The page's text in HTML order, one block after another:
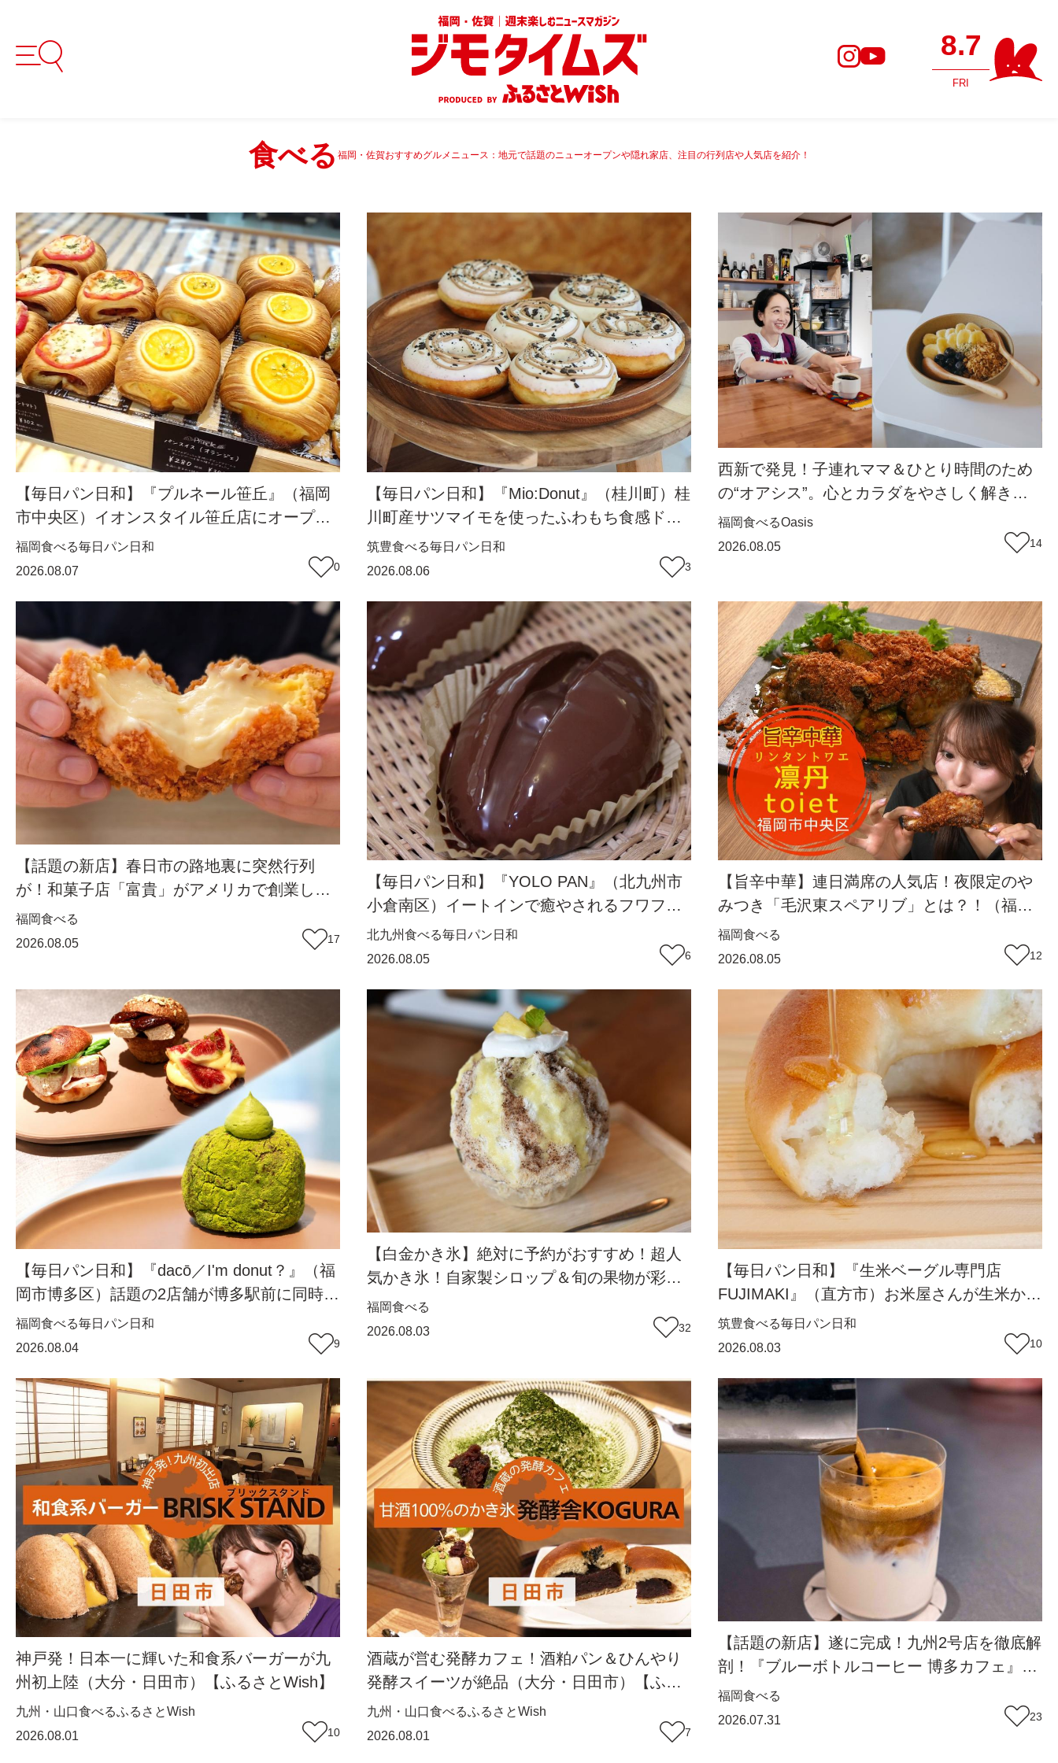
8.7
FRI
食べる 福岡・佐賀おすすめグルメニュース：地元で話題のニューオープンや隠れ家店、注目の行列店や人気店を紹介！
【毎日パン日和】『プルネール笹丘』（福岡
市中央区）イオンスタイル笹丘店にオープ
ン！従業員みんなで作り上げる地域密着パン
【福岡パン】
福岡食べる毎日パン日和
2026.08.07
0
【毎日パン日和】『Mio:Donut』（桂川町）桂
川町産サツマイモを使ったふわもち食感ドー
ナツ【福岡パン】
筑豊食べる毎日パン日和
2026.08.06
3
西新で発見！子連れママ＆ひとり時間のため
の“オアシス”。心とカラダをやさしく解きほ
ぐしてくれるとっておきのカフェ『墨西哥』
（福岡市早良区）【Oasis~心の休息地をめぐ
福岡食べるOasis
2026.08.05
14
【話題の新店】春日市の路地裏に突然行列
が！和菓子店「富貴」がアメリカで創業した
シュークリーム店『Sakuraya』 日本1号店
をオープン！（福岡・春日市）
福岡食べる
2026.08.05
17
【毎日パン日和】『YOLO PAN』（北九州市
小倉南区）イートインで癒やされるフワフワ
のほっこりパン屋【福岡パン】
北九州食べる毎日パン日和
2026.08.05
6
【旨辛中華】連日満席の人気店！夜限定のや
みつき「毛沢東スペアリブ」とは？！（福岡
市中央区）【トレンド】
福岡食べる
2026.08.05
12
【毎日パン日和】『dacō／I'm donut？』（福
岡市博多区）話題の2店舗が博多駅前に同時オ
ープン！店舗限定の新商品も【福岡パン】
福岡食べる毎日パン日和
2026.08.04
9
【白金かき氷】絶対に予約がおすすめ！超人
気かき氷！自家製シロップ＆旬の果物が彩る
極上の一杯『縁と氷』（福岡市中央区白金）
【まち歩き】
福岡食べる
2026.08.03
32
【毎日パン日和】『生米ベーグル専門店
FUJIMAKI』（直方市）お米屋さんが生米から
作るモチモチベーグル【福岡パン】
筑豊食べる毎日パン日和
2026.08.03
10
神戸発！日本一に輝いた和食系バーガーが九
州初上陸（大分・日田市）【ふるさとWish】
九州・山口食べるふるさとWish
2026.08.01
10
酒蔵が営む発酵カフェ！酒粕パン＆ひんやり
発酵スイーツが絶品（大分・日田市）【ふる
さとWish】
九州・山口食べるふるさとWish
2026.08.01
7
【話題の新店】遂に完成！九州2号店を徹底解
剖！『ブルーボトルコーヒー 博多カフェ』で
しか体験できない伊万里焼と和紙に囲まれて
味わう一杯＆一皿（福岡市博多区）【まち歩
福岡食べる
2026.07.31
23